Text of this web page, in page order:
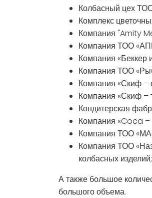
Колбасный цех
Комплекс
Компания "Amity
Компания ТОО
Компания «Беккер
Компания ТОО
Компания «Скиф –
Компания «Скиф –
Кондитерская
Компания «Coca –
Компания ТОО
Компания ТОО
колбасных изделий;
А также большое
большого объема.